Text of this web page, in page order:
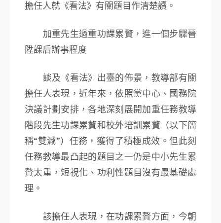
擔任人就《看法》有關題目作清楚讀。
加重先生過重功課累贅，進一個步驟晉
陞課后辦事程度
談及《看法》出臺的佈景，教導部有關
擔任人表現，近年來，依照黨中心、國務院
決議計劃安排，各地深刻展開加重任務教導
階段先生功課累贅和校外培訓累贅（以下簡
稱“雙減”）任務，獲得了積極成效。但此刻
任務教導最凸起的題目之一仍是中小先生累
贅太重，短視化、功利性題目沒有最基礎處
理。
該擔任人表現，在功課累贅方面，今朝